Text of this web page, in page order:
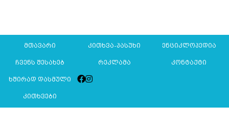
მთავარი კითხვა-პასუხი ენციკლოპედია
ჩვენს შესახებ რეკლამა კონტაქტი
ხშირად დასმული
კითხვები